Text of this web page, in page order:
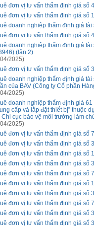
đơn vị tư vấn thẩm định giá số
đơn vị tư vấn thẩm định giá số
doanh nghiệp thẩm định giá
đơn vị tư vấn thẩm định giá số
doanh nghiệp thẩm định giá
(lần 2)
2025)
đơn vị tư vấn thẩm định giá số
doanh nghiệp thẩm định giá
của BAV (Công ty Cổ phần
2025)
doanh nghiệp thẩm định giá
cấp và lắp đặt thiết bị” thuộc
Chi cục bảo vệ môi trường làm
2025)
đơn vị tư vấn thẩm định giá số
đơn vị tư vấn thẩm định giá số
đơn vị tư vấn thẩm định giá số
đơn vị tư vấn thẩm định giá số
đơn vị tư vấn thẩm định giá số
đơn vị tư vấn thẩm định giá số
đơn vị tư vấn thẩm định giá số
đơn vị tư vấn thẩm định giá số
đơn vị tư vấn thẩm định giá số
đơn vị tư vấn thẩm định giá số